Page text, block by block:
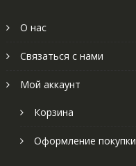
О нас
Связаться с нами
Мой аккаунт
Корзина
Оформление покупки